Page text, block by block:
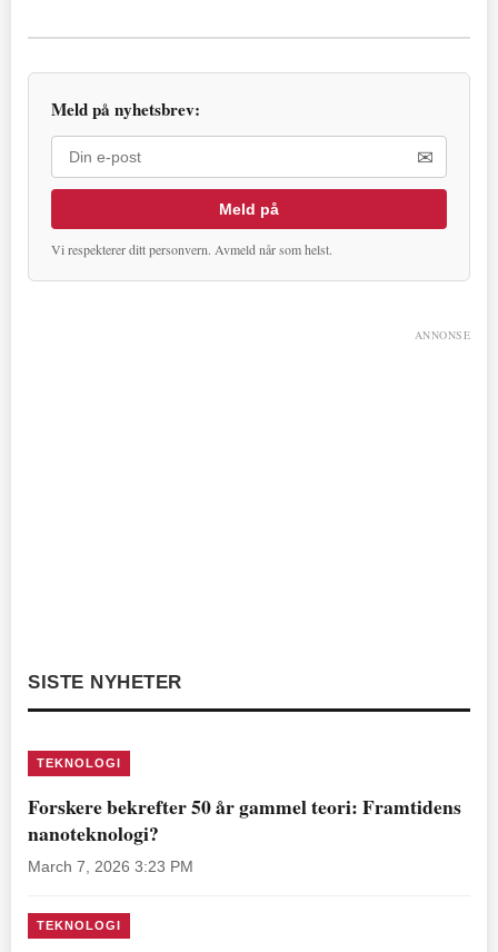
Meld på nyhetsbrev:
✉
Meld på
Vi respekterer ditt personvern. Avmeld når som helst.
ANNONSE
SISTE NYHETER
TEKNOLOGI
Forskere bekrefter 50 år gammel teori: Framtidens
nanoteknologi?
March 7, 2026 3:23 PM
TEKNOLOGI